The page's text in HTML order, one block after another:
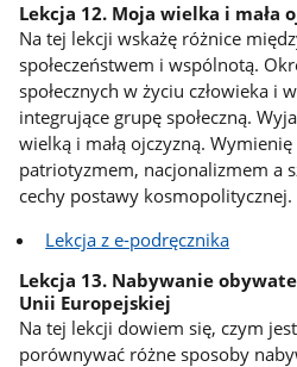
Lekcja 12. Moja wielka i mała
Na tej lekcji wskażę różnice
społeczeństwem i wspólnotą.
społecznych w życiu człowieka i
integrujące grupę społeczną.
wielką i małą ojczyzną.
patriotyzmem, nacjonalizmem a
cechy postawy kosmopolitycznej.
Lekcja z e-podręcznika
Lekcja 13. Nabywanie
Unii Europejskiej
Na tej lekcji dowiem się, czym
porównywać różne sposoby